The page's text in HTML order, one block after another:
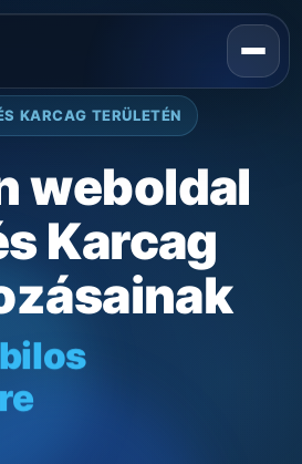
KARCAG TERÜLETÉN
weboldal
Karcag